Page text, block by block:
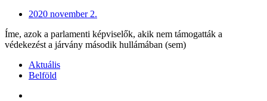
2020 november 2.
Íme, azok a parlamenti képviselők, akik nem támogatták a
védekezést a járvány második hullámában (sem)
Aktuális
Belföld